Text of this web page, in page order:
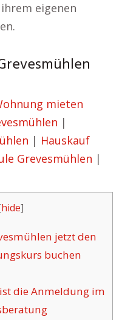
eigenen
mieten
|
| Hauskauf
Grevesmühlen |
hide]
jetzt den
buchen
die Anmeldung im